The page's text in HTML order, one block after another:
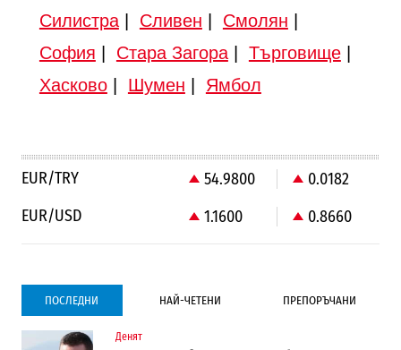
Силистра| Сливен Смолян
София
Стара Загора| Търговище|
Хасково| Шумен Ямбол
EUR/TRY 54.9800
0.0182
EUR/USD
1.1600 0.8660
ПОСЛЕДНИ НАЙ-ЧЕТЕНИ ПРЕПОРЪЧАНИ
Денят
Градоустройство
Компании